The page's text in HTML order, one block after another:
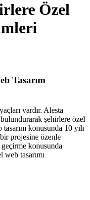
Özel
Tasarım
vardır. Alesta
şehirlere özel
konusunda 10 yılı
projesine özenle
konusunda
web tasarımı